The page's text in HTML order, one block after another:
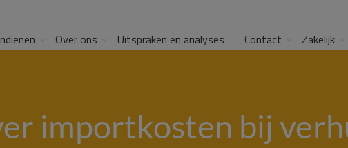
Over ons Uitspraken en analyses Contact Zakelijk
importkosten bij